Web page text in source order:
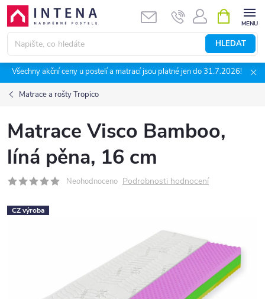
Přejít
obsah
HLEDAT
NÁKUPNÍ
KOŠÍK
Všechny akční ceny u postelí a matrací jsou platné jen do 31.7.2026!
Matrace a rošty Tropico
Matrace Visco Bamboo,
líná pěna, 16 cm
Neohodnoceno Podrobnosti hodnocení
CZ výroba